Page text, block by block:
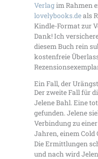
Verlagim Rahmen
lovelybooks.deals
Kindle-Format zur
Dank! Ich
diesem Buch rein
kostenfreie
Ein Fall, der
Der zweite Fall für
Jelene Bahl. Eine
gefunden. Jelene
Verbindung zu
Jahren, einem Cold
Die Ermittlungen
und nach wird